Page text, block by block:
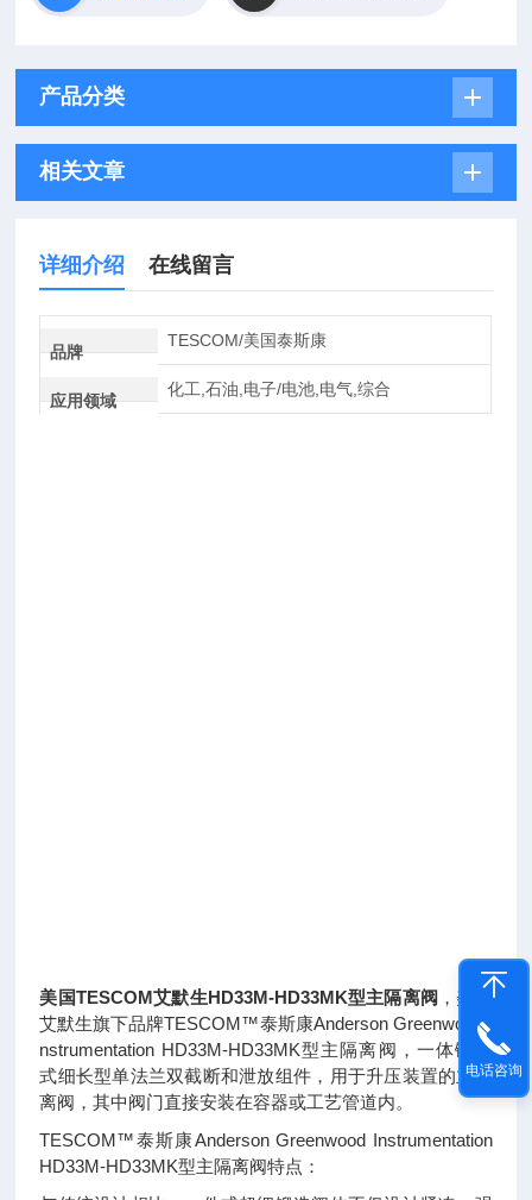
产品分类
相关文章
详细介绍 在线留言
品牌
TESCOM/美国泰斯康
应用领域
化工,石油,电子/电池,电气,综合
美国TESCOM艾默生HD33M-HD33MK型主隔离阀 ，美国
艾默生旗下品牌TESCOM™泰斯康Anderson Greenwood I
nstrumentation HD33M-HD33MK型主隔离阀，一体锻造
式细长型单法兰双截断和泄放组件，用于升压装置的主隔
离阀，其中阀门直接安装在容器或工艺管道内。
TESCOM™泰斯康Anderson Greenwood Instrumentation
HD33M-HD33MK型主隔离阀特点：
电话咨询